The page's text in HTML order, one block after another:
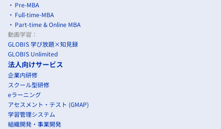
Pre-MBA
Full-time-MBA
Part-time & Online MBA
動画学習：
GLOBIS 学び放題×知見録
GLOBIS Unlimited
法人向けサービス
企業内研修
スクール型研修
eラーニング
アセスメント・テスト (GMAP)
学習管理システム
組織開発・事業開発